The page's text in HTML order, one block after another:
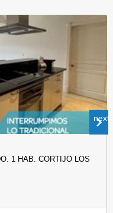
1 HAB. CORTIJO LOS
next